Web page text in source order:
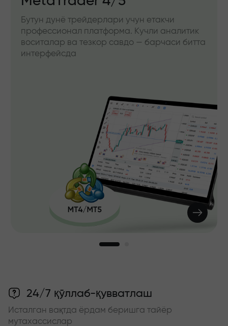
дунё трейдерлари учун етакчи
платформа. Кучли аналитик
ва тезкор савдо — барчаси битта
ва
24/7 қўллаб-қувватлаш
Исталган вақтда ёрдам беришга тайёр
мутахассислар